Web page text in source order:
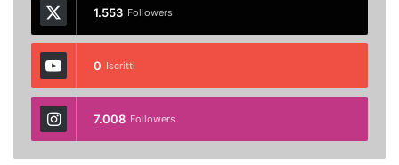
1.553 Followers
0 Iscritti
7.008 Followers